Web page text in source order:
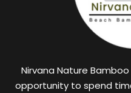
Nirvana Nature
opportunity to spend